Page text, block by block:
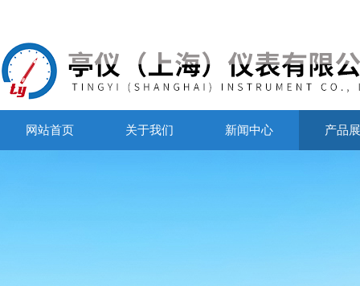
网站首页 关于我们 新闻中心 产品